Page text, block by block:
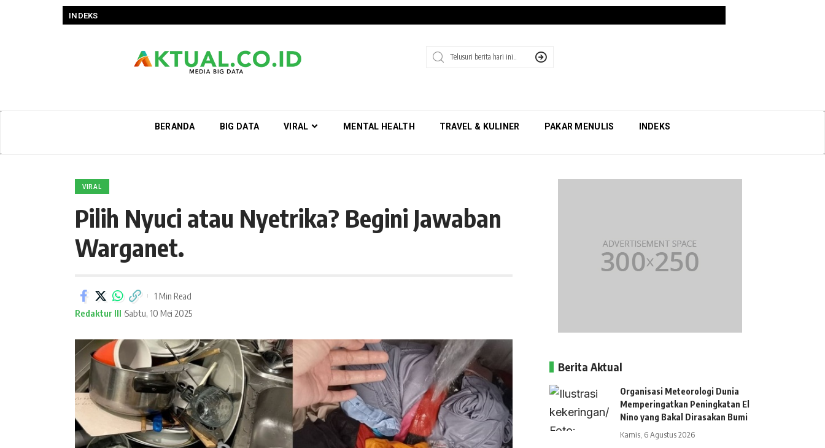
INDEKS
BERANDA BIG DATA VIRAL MENTAL HEALTH TRAVEL & KULINER PAKAR MENULIS INDEKS
VIRAL
Pilih Nyuci atau Nyetrika? Begini Jawaban
Warganet.
Redaktur III Sabtu, 10 Mei 2025
1 Min Read
Berita Aktual
Organisasi Meteorologi Dunia
Memperingatkan Peningkatan El
Nino yang Bakal Dirasakan Bumi
Kamis, 6 Agustus 2026